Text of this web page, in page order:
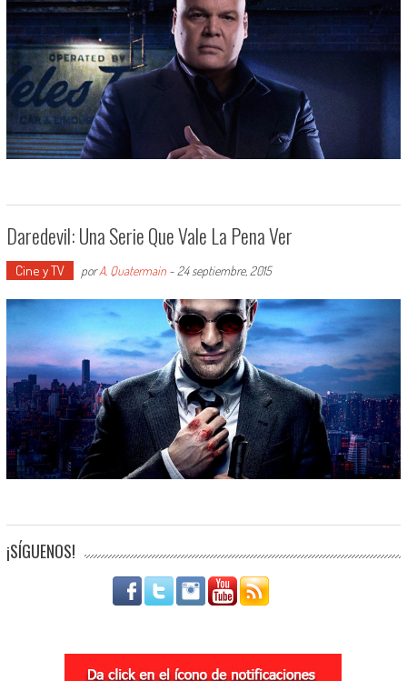
Daredevil: Una Serie Que Vale La Pena Ver
Cine y TV porA. Quatermain- 24 septiembre, 2015
¡SÍGUENOS!